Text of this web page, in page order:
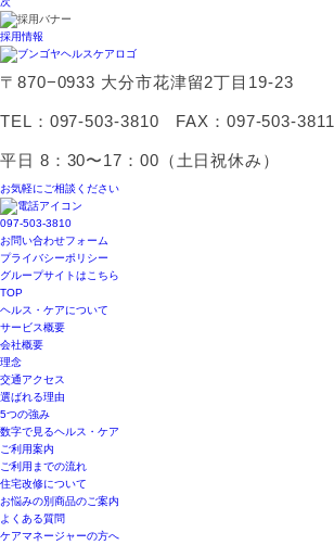
採用情報
〒870−0933 大分市花津留2丁目19-23
TEL：097-503-3810 FAX：097-503-3811
平日 8：30〜17：00（土日祝休み）
お気軽にご相談ください
097-503-3810
お問い合わせフォーム
プライバシーポリシー
グループサイトはこちら
TOP
ヘルス・ケアについて
サービス概要
会社概要
理念
交通アクセス
選ばれる理由
5つの強み
数字で見るヘルス・ケア
ご利用案内
ご利用までの流れ
住宅改修について
お悩みの別商品のご案内
よくある質問
ケアマネージャーの方へ